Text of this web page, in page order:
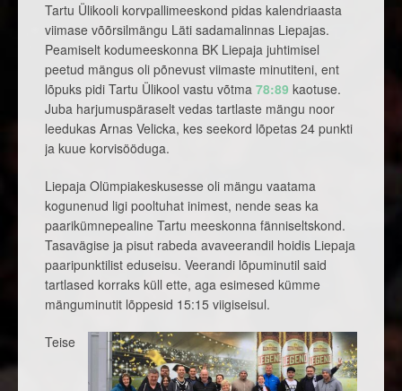
Tartu Ülikooli korvpallimeeskond pidas kalendriaasta
viimase võõrsilmängu Läti sadamalinnas Liepajas.
Peamiselt kodumeeskonna BK Liepaja juhtimisel
peetud mängus oli põnevust viimaste minutiteni, ent
lõpuks pidi Tartu Ülikool vastu võtma 78:89 kaotuse.
Juba harjumuspäraselt vedas tartlaste mängu noor
leedukas Arnas Velicka, kes seekord lõpetas 24 punkti
ja kuue korvisööduga.
Liepaja Olümpiakeskusesse oli mängu vaatama
kogunenud ligi pooltuhat inimest, nende seas ka
paarikümnepealine Tartu meeskonna fänniseltskond.
Tasavägise ja pisut rabeda avaveerandil hoidis Liepaja
paaripunktilist eduseisu. Veerandi lõpuminutil said
tartlased korraks küll ette, aga esimesed kümme
mänguminutit lõppesid 15:15 viigiseisul.
Teise